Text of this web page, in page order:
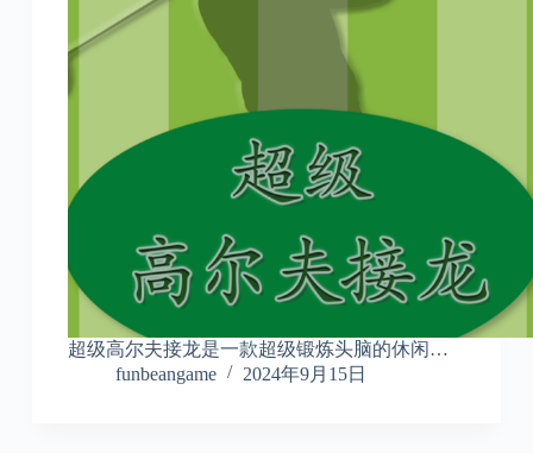
超级高尔夫接龙是一款超级锻炼头脑的休闲…
funbeangame
2024年9月15日